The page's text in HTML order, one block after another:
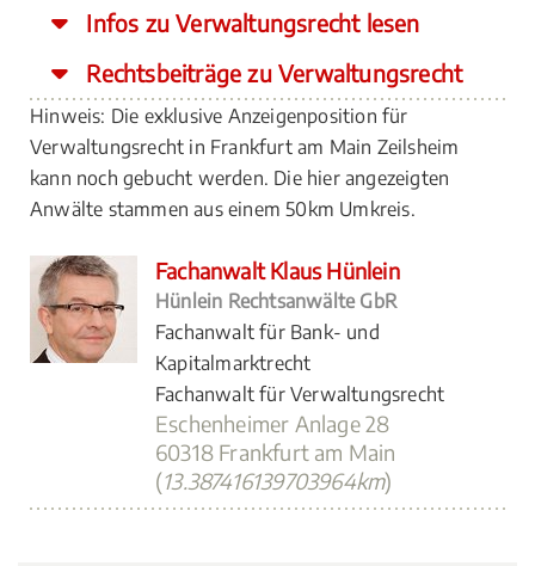
Infos zu Verwaltungsrecht lesen
Rechtsbeiträge zu Verwaltungsrecht
Hinweis: Die exklusive Anzeigenposition für
Verwaltungsrecht in Frankfurt am Main Zeilsheim
kann noch gebucht werden. Die hier angezeigten
Anwälte stammen aus einem 50km Umkreis.
Fachanwalt Klaus Hünlein
Hünlein Rechtsanwälte GbR
Fachanwalt für Bank- und
Kapitalmarktrecht
Fachanwalt für Verwaltungsrecht
Eschenheimer Anlage 28
60318 Frankfurt am Main
(13.387416139703964km)